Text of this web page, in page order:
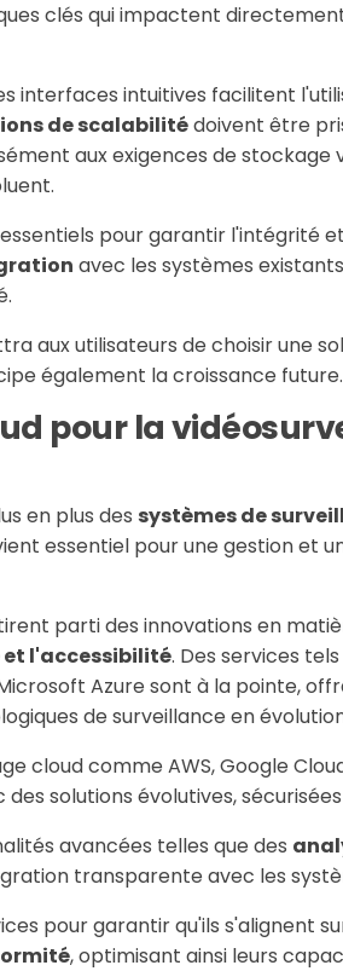
clés qui impactent
interfaces intuitives facilitent
de scalabilitédoivent être
aux exigences de stockage
pour garantir l'intégrité
avec les systèmes
aux utilisateurs de choisir une
également la croissance future.
pour la
en plus des systèmes de
essentiel pour une gestion et
parti des innovations en
l'accessibilité. Des services
Azure sont à la pointe,
de surveillance en
cloud comme AWS, Google
solutions évolutives,
avancées telles que des
transparente avec les
pour garantir qu'ils s'alignent
, optimisant ainsi leurs